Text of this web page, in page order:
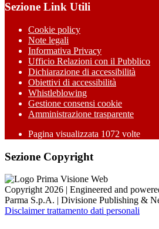
Sezione Link Utili
Cookie policy
Note legali
Informativa Privacy
Ufficio Relazioni con il Pubblico
Dichiarazione di accessibilità
Obiettivi di accessibilità
Whistleblowing
Gestione consensi cookie
Amministrazione trasparente
Pagina visualizzata 1072 volte
Sezione Copyright
Copyright 2026 | Engineered and
Parma S.p.A. | Divisione Publishing &
Disclaimer trattamento dati personali